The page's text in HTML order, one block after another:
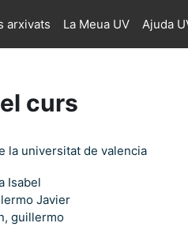
arxivats La Meua UV Ajuda
curs
la universitat de valencia
Isabel
Javier
guillermo